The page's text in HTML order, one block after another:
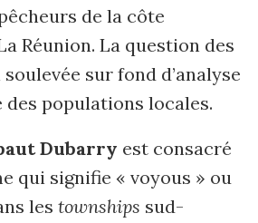
de la côte
Réunion. La question des
sur fond d’analyse
populations locales.
Dubarry est consacré
qui signifie « voyous » ou
les townships sud-